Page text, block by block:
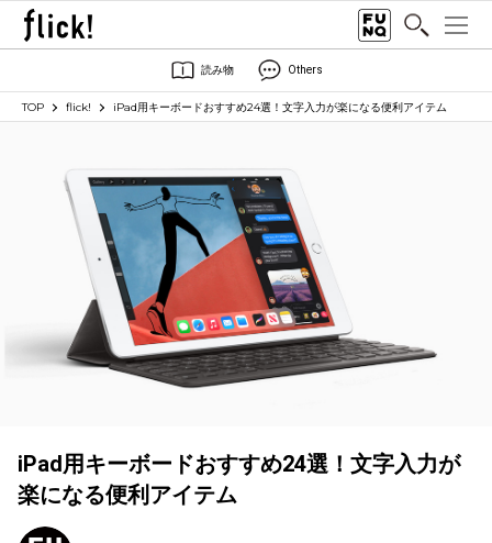
読み物 Others
TOP flick! iPad用キーボードおすすめ24選！文字入力が楽になる便利アイテム
iPad用キーボードおすすめ24選！文字入力が
楽になる便利アイテム